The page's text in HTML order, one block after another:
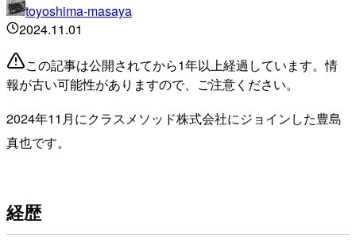
toyoshima-masaya
2024.11.01
この記事は公開されてから1年以上経過しています。情
報が古い可能性がありますので、ご注意ください。
2024年11月にクラスメソッド株式会社にジョインした豊島
真也です。
経歴